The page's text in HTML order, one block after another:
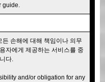
손해에 대해 책임이나 의무
자에게 제공하는 서비스를 중
다.
and/or obligation for any